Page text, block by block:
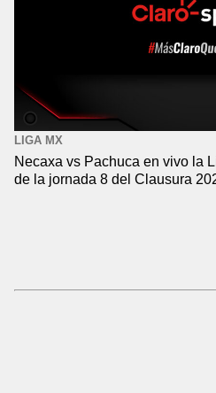
LIGA MX
Necaxa vs Pachuca en vivo la
de la jornada 8 del Clausura